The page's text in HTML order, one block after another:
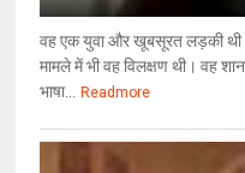
वह एक युवा और खूबसूरत लड़की
मामले में भी वह विलक्षण थी। वह
भाषा...
Readmore